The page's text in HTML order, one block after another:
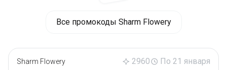
Все промокоды Sharm Flowery
Sharm Flowery 2960 По 21 января